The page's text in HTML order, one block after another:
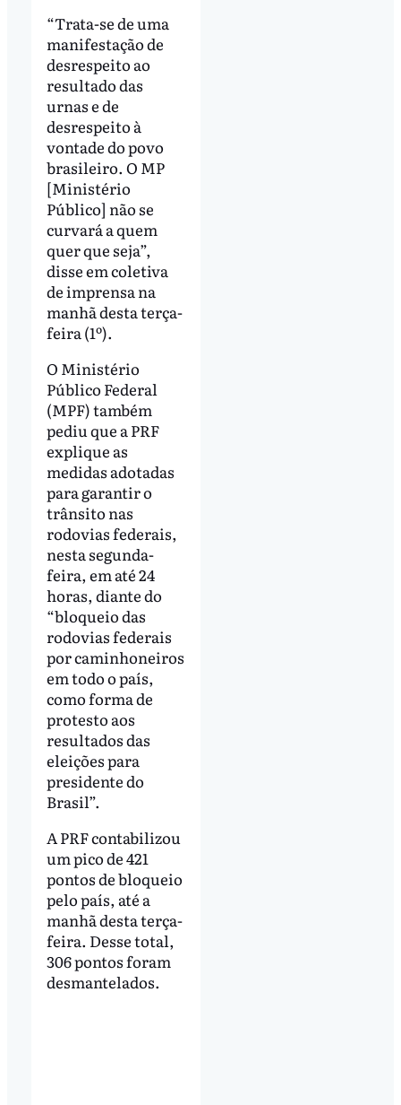
“Trata-se de uma
manifestação de
desrespeito ao
resultado das
urnas e de
desrespeito à
vontade do povo
brasileiro. O MP
[Ministério
Público] não se
curvará a quem
quer que seja”,
disse em coletiva
de imprensa na
manhã desta terça-
feira (1º).
O Ministério
Público Federal
(MPF) também
pediu que a PRF
explique as
medidas adotadas
para garantir o
trânsito nas
rodovias federais,
nesta segunda-
feira, em até 24
horas, diante do
“bloqueio das
rodovias federais
por caminhoneiros
em todo o país,
como forma de
protesto aos
resultados das
eleições para
presidente do
Brasil”.
A PRF contabilizou
um pico de 421
pontos de bloqueio
pelo país, até a
manhã desta terça-
feira. Desse total,
306 pontos foram
desmantelados.